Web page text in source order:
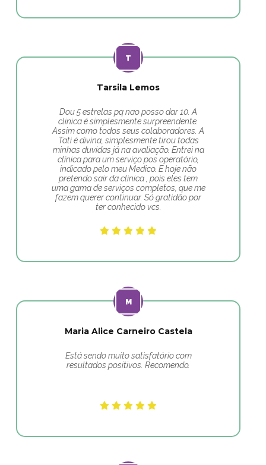
Tarsila Lemos
Dou 5 estrelas pq nao posso dar 10. A
clinica é simplesmente surpreendente.
Assim como todos seus colaboradores. A
Tati é divina, simplesmente tirou todas
minhas duvidas já na avaliação. Entrei na
clínica para um serviço pos operatório,
indicado pelo meu Medico. E hoje não
pretendo sair da clinica , pois eles tem
uma gama de serviços completos, que me
fazem querer continuar. Só gratidão por
ter conhecido vcs.
Maria Alice Carneiro Castela
Está sendo muito satisfatório com
resultados positivos. Recomendo.